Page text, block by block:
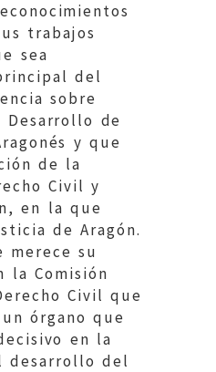
trabajos
sea
del
sobre
Desarrollo de
y que
de la
Civil y
en la que
de Aragón.
merece su
la Comisión
Civil que
órgano que
en la
desarrollo del